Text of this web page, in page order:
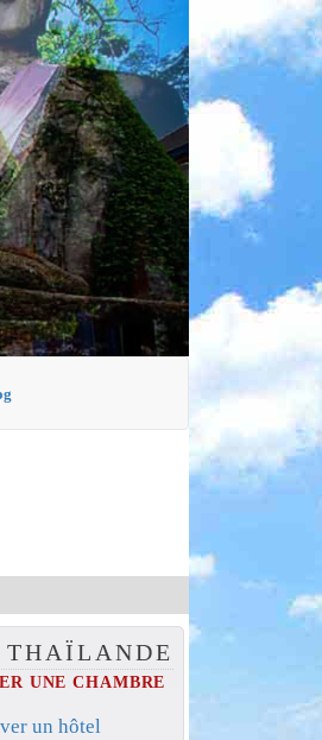
THAÏLANDE
UNE CHAMBRE
un hôtel